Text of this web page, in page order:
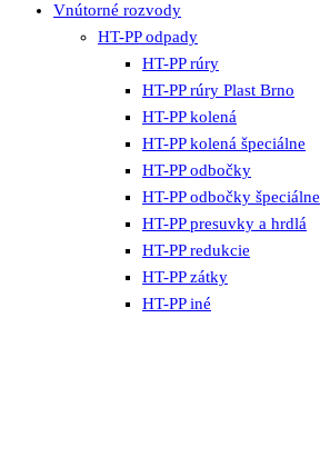
Vnútorné rozvody
HT-PP odpady
HT-PP rúry
HT-PP rúry Plast Brno
HT-PP kolená
HT-PP kolená špeciálne
HT-PP odbočky
HT-PP odbočky špeciálne
HT-PP presuvky a hrdlá
HT-PP redukcie
HT-PP zátky
HT-PP iné